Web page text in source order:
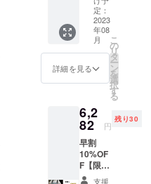
ター”Nicky"
です。
そして
燃えに
くい。
夏の
キャン
プにお
すすめ
ケット
ひとつ
持って
おくと
様々な
シーン
で使え
定：
2023
年08
月
詳細を見る
こ
の
リ
タ
ー
ン
を
選
択
す
る
6,2
82 円
残り30
早割
10%OF
F【限定
先着30
支援